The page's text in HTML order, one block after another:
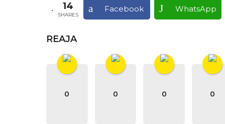
14
SHARES
Facebook WhatsApp
REAJA
0 0 0 0